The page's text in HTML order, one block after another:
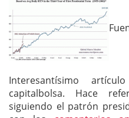
Interesantísimo
capitalbolsa. Hace
siguiendo el patrón